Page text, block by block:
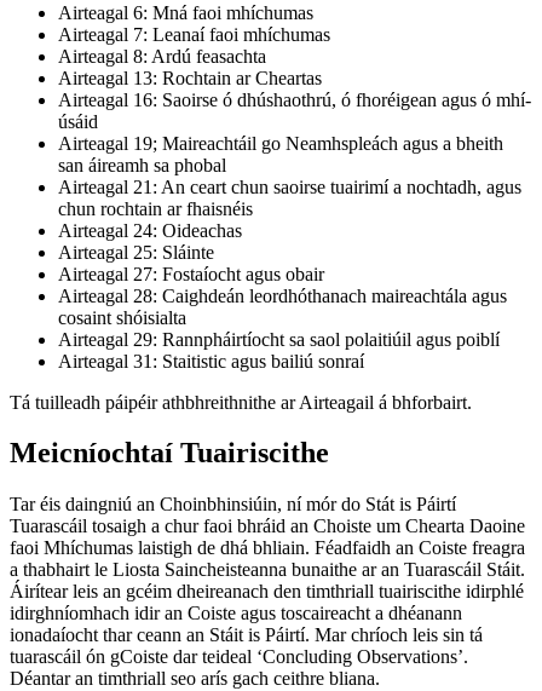
Airteagal 6: Mná faoi mhíchumas
Airteagal 7: Leanaí faoi mhíchumas
Airteagal 8: Ardú feasachta
Airteagal 13: Rochtain ar Cheartas
Airteagal 16: Saoirse ó dhúshaothrú, ó fhoréigean agus ó mhí-
úsáid
Airteagal 19; Maireachtáil go Neamhspleách agus a bheith
san áireamh sa phobal
Airteagal 21: An ceart chun saoirse tuairimí a nochtadh, agus
chun rochtain ar fhaisnéis
Airteagal 24: Oideachas
Airteagal 25: Sláinte
Airteagal 27: Fostaíocht agus obair
Airteagal 28: Caighdeán leordhóthanach maireachtála agus
cosaint shóisialta
Airteagal 29: Rannpháirtíocht sa saol polaitiúil agus poiblí
Airteagal 31: Staitistic agus bailiú sonraí
Tá tuilleadh páipéir athbhreithnithe ar Airteagail á bhforbairt.
Meicníochtaí Tuairiscithe
Tar éis daingniú an Choinbhinsiúin, ní mór do Stát is Páirtí
Tuarascáil tosaigh a chur faoi bhráid an Choiste um Chearta Daoine
faoi Mhíchumas laistigh de dhá bhliain. Féadfaidh an Coiste freagra
a thabhairt le Liosta Saincheisteanna bunaithe ar an Tuarascáil Stáit.
Áirítear leis an gcéim dheireanach den timthriall tuairiscithe idirphlé
idirghníomhach idir an Coiste agus toscaireacht a dhéanann
ionadaíocht thar ceann an Stáit is Páirtí. Mar chríoch leis sin tá
tuarascáil ón gCoiste dar teideal ‘Concluding Observations’.
Déantar an timthriall seo arís gach ceithre bliana.